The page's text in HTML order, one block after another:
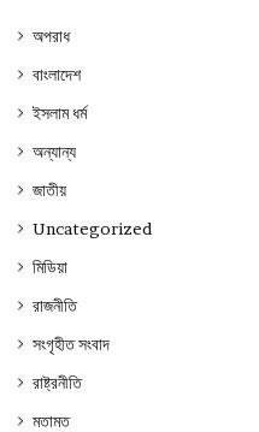
অপরাধ
বাংলাদেশ
ইসলাম ধর্ম
অন্যান্য
জাতীয়
Uncategorized
মিডিয়া
রাজনীতি
সংগৃহীত সংবাদ
রাষ্ট্রনীতি
মতামত